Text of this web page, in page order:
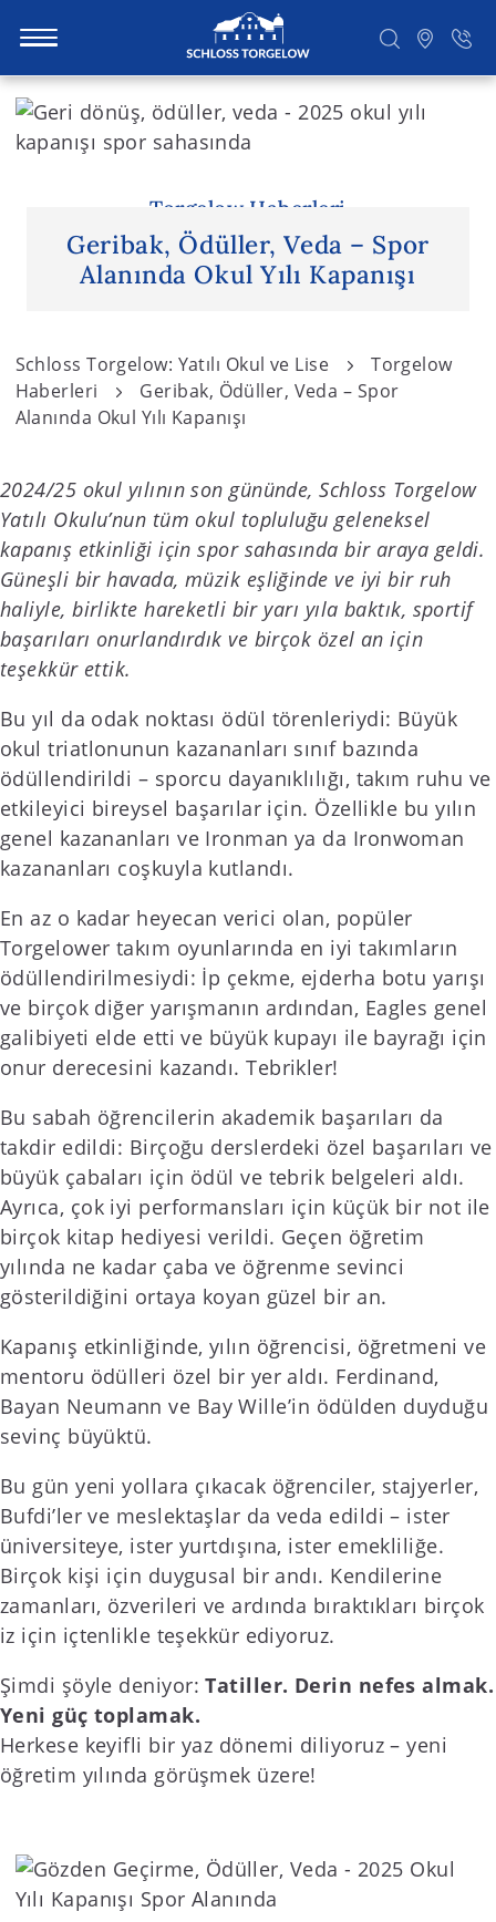
S
Torgelow Haberleri
Geribak, Ödüller, Veda – Spor
Alanında Okul Yılı Kapanışı
Schloss Torgelow: Yatılı Okul ve Lise
Torgelow
Haberleri
Geribak, Ödüller, Veda – Spor
Alanında Okul Yılı Kapanışı
2024/25 okul yılının son gününde, Schloss Torgelow
Yatılı Okulu’nun tüm okul topluluğu geleneksel
kapanış etkinliği için spor sahasında bir araya geldi.
Güneşli bir havada, müzik eşliğinde ve iyi bir ruh
haliyle, birlikte hareketli bir yarı yıla baktık, sportif
başarıları onurlandırdık ve birçok özel an için
teşekkür ettik.
Bu yıl da odak noktası ödül törenleriydi: Büyük
okul triatlonunun kazananları sınıf bazında
ödüllendirildi – sporcu dayanıklılığı, takım ruhu ve
etkileyici bireysel başarılar için. Özellikle bu yılın
genel kazananları ve Ironman ya da Ironwoman
kazananları coşkuyla kutlandı.
En az o kadar heyecan verici olan, popüler
Torgelower takım oyunlarında en iyi takımların
ödüllendirilmesiydi: İp çekme, ejderha botu yarışı
ve birçok diğer yarışmanın ardından, Eagles genel
galibiyeti elde etti ve büyük kupayı ile bayrağı için
onur derecesini kazandı. Tebrikler!
Bu sabah öğrencilerin akademik başarıları da
takdir edildi: Birçoğu derslerdeki özel başarıları ve
büyük çabaları için ödül ve tebrik belgeleri aldı.
Ayrıca, çok iyi performansları için küçük bir not ile
birçok kitap hediyesi verildi. Geçen öğretim
yılında ne kadar çaba ve öğrenme sevinci
gösterildiğini ortaya koyan güzel bir an.
Kapanış etkinliğinde, yılın öğrencisi, öğretmeni ve
mentoru ödülleri özel bir yer aldı. Ferdinand,
Bayan Neumann ve Bay Wille’in ödülden duyduğu
sevinç büyüktü.
Bu gün yeni yollara çıkacak öğrenciler, stajyerler,
Bufdi’ler ve meslektaşlar da veda edildi – ister
üniversiteye, ister yurtdışına, ister emekliliğe.
Birçok kişi için duygusal bir andı. Kendilerine
zamanları, özverileri ve ardında bıraktıkları birçok
iz için içtenlikle teşekkür ediyoruz.
Şimdi şöyle deniyor:Tatiller. Derin nefes almak.
Yeni güç toplamak.
Herkese keyifli bir yaz dönemi diliyoruz – yeni
öğretim yılında görüşmek üzere!